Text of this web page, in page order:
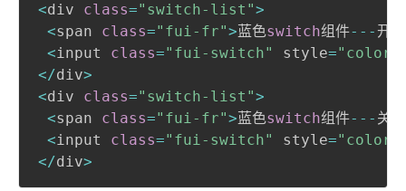
<div class="switch-list">
<span class="fui-fr">蓝色switch组件-- -开
<input class="fui-switch" style=
</div>
<div class="switch-list">
<span class="fui-fr">蓝色switch组件-- - 关
<input class="fui-switch" style=
</div>